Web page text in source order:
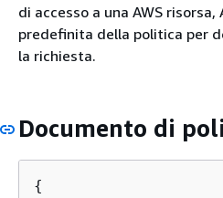
di accesso a una AWS
predefinita della politica per
la richiesta.
Documento di
{